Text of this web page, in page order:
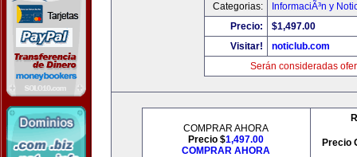
Categorias:
InformaciÃ³n y
Precio:
$1,497.00
Visitar!
noticlub.com
Serán consideradas
COMPRAR AHORA
Precio $1,497.00
COMPRAR AHORA
Precio